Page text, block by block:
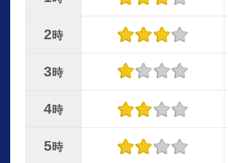
2時
3時
4時
5時